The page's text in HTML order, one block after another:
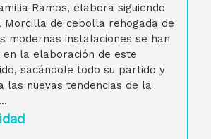
Ramos, elabora siguiendo
Morcilla de cebolla rehogada de
modernas instalaciones se han
en la elaboración de este
sacándole todo su partido y
las nuevas tendencias de la